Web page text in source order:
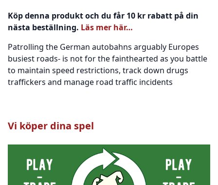
Köp denna produkt och du får 10 kr rabatt på din
nästa beställning. Läs mer här…
Patrolling the German autobahns arguably Europes
busiest roads- is not for the fainthearted as you battle
to maintain speed restrictions, track down drugs
traffickers and manage road traffic incidents
Vi köper dina spel